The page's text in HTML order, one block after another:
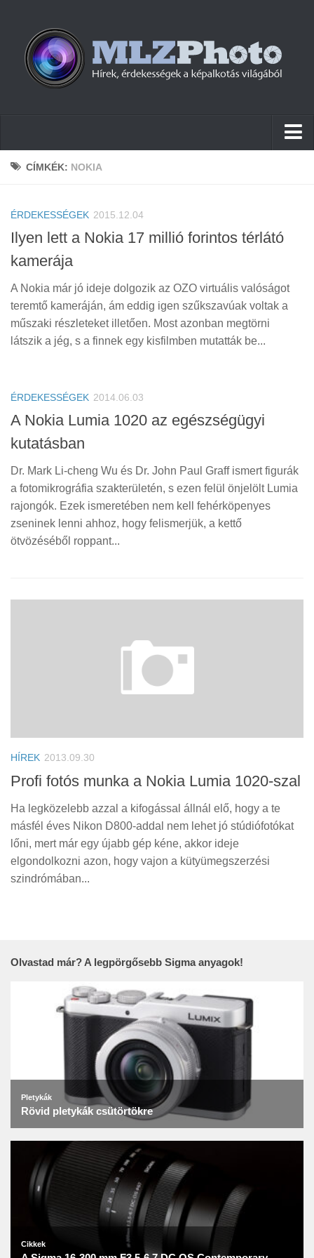
Hírek
Cikkek
Szoftver
Firmware
Tudástár
Tanácsok
Érdekességek
E-BB
CÍMKÉK: NOKIA
ÉRDEKESSÉGEK 2015.12.04
Ilyen lett a Nokia 17 millió forintos térlátó
kamerája
A Nokia már jó ideje dolgozik az OZO virtuális valóságot
teremtő kameráján, ám eddig igen szűkszavúak voltak a
műszaki részleteket illetően. Most azonban megtörni
látszik a jég, s a finnek egy kisfilmben mutatták be...
ÉRDEKESSÉGEK 2014.06.03
A Nokia Lumia 1020 az egészségügyi
kutatásban
Dr. Mark Li-cheng Wu és Dr. John Paul Graff ismert figurák
a fotomikrográfia szakterületén, s ezen felül önjelölt Lumia
rajongók. Ezek ismeretében nem kell fehérköpenyes
zseninek lenni ahhoz, hogy felismerjük, a kettő
ötvözéséből roppant...
HÍREK 2013.09.30
Profi fotós munka a Nokia Lumia 1020-szal
Ha legközelebb azzal a kifogással állnál elő, hogy a te
másfél éves Nikon D800-addal nem lehet jó stúdiófotókat
lőni, mert már egy újabb gép kéne, akkor ideje
elgondolkozni azon, hogy vajon a kütyümegszerzési
szindrómában...
Olvastad már? A legpörgősebb Sigma anyagok!